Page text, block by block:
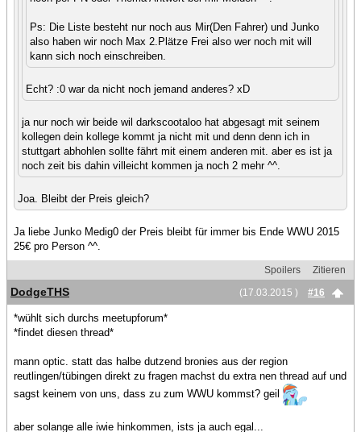
Ps: Die Liste besteht nur noch aus Mir(Den Fahrer) und Junko
also haben wir noch Max 2.Plätze Frei also wer noch mit will
kann sich noch einschreiben.
Echt? :0 war da nicht noch jemand anderes? xD
ja nur noch wir beide wil darkscootaloo hat abgesagt mit seinem
kollegen dein kollege kommt ja nicht mit und denn denn ich in
stuttgart abhohlen sollte fährt mit einem anderen mit. aber es ist ja
noch zeit bis dahin villeicht kommen ja noch 2 mehr ^^.
Joa. Bleibt der Preis gleich?
Ja liebe Junko Medig0 der Preis bleibt für immer bis Ende WWU 2015
25€ pro Person ^^.
Spoilers
Zitieren
(17.03.2015 )
#16
DodgeTHS
*wühlt sich durchs meetupforum*
*findet diesen thread*
mann optic. statt das halbe dutzend bronies aus der region
reutlingen/tübingen direkt zu fragen machst du extra nen thread auf und
sagst keinem von uns, dass zu zum WWU kommst? geil
aber solange alle iwie hinkommen, ists ja auch egal...